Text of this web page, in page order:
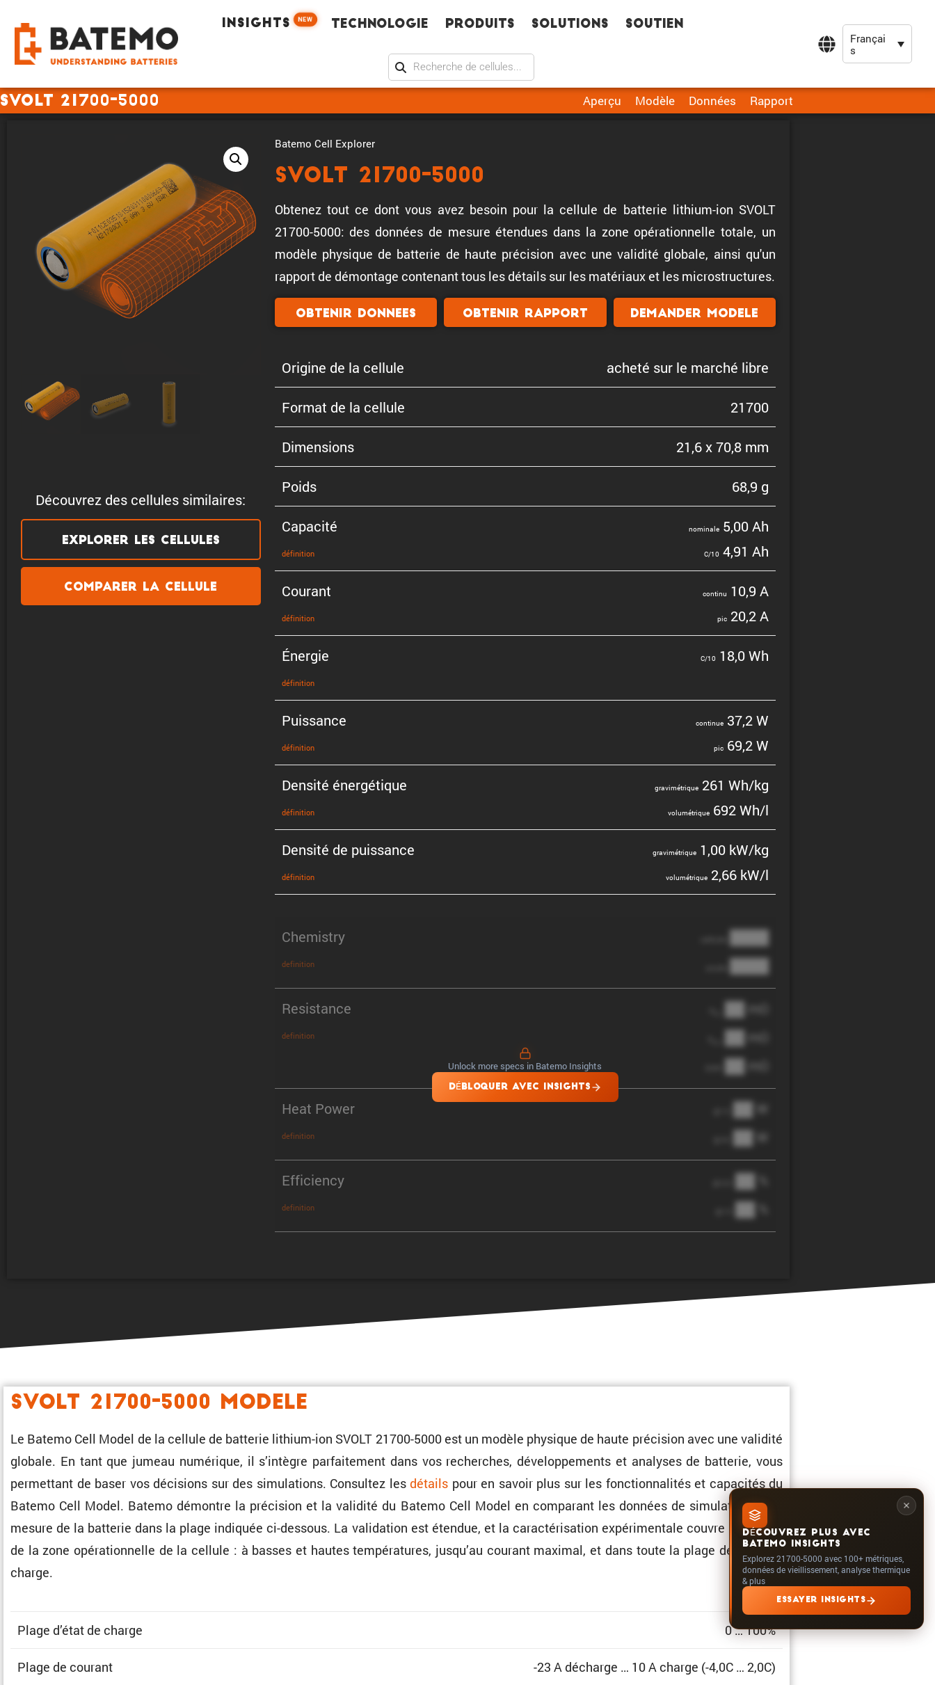
INSIGHTS NEW Technologie Produits Solutions Soutien
Françai
s
SVOLT 21700-5000 Aperçu Modèle Données Rapport
Découvrez des cellules similaires:
Explorer les cellules
Comparer la cellule
Batemo Cell Explorer
SVOLT 21700-5000
Obtenez tout ce dont vous avez besoin pour la cellule de batterie lithium-ion SVOLT
21700-5000: des données de mesure étendues dans la zone opérationnelle totale, un
modèle physique de batterie de haute précision avec une validité globale, ainsi qu'un
rapport de démontage contenant tous les détails sur les matériaux et les microstructures.
Obtenir donnees Obtenir rapport Demander modele
Origine de la cellule acheté sur le marché libre
Format de la cellule 21700
Dimen­sions 21,6 x 70,8 mm
Poids 68,9 g
Capacité
défini­tion
nominale5,00 Ah
C/10 4,91 Ah
Courant
défini­tion
continu 10,9 A
pic20,2 A
Énergie
défini­tion
C/10 18,0 Wh
Puissance
défini­tion
continue37,2 W
pic69,2 W
Densité énergé­tique
défini­tion
gravi­mé­trique261 Wh/kg
volumé­trique692 Wh/l
Densité de puissance
défini­tion
gravi­mé­trique1,00 kW/kg
volumé­trique2,66 kW/l
Chemistry
definition
████
████
Resistance
definition
██ mΩ
██ mΩ
██ mΩ
Heat Power
definition
██ W
██ W
Efficiency
definition
██ %
██ %
Unlock more specs in Batemo Insights
DÉBLOQUER AVEC INSIGHTS
DÉCOUVREZ PLUS AVEC
BATEMO INSIGHTS
Explorez 21700-5000 avec 100+ métriques,
données de vieillissement, analyse thermique
& plus
ESSAYER INSIGHTS
SVOLT 21700-5000 Modele
Le Batemo Cell Model de la cellule de batterie lithium-ion SVOLT 21700-5000 est un modèle physique de haute préci­sion avec une validité
globale. En tant que jumeau numérique, il s’intègre parfai­te­ment dans vos recherches, dévelop­pe­ments et analyses de batterie, vous
permet­tant de baser vos décisions sur des simula­tions. Consultez les détails pour en savoir plus sur les fonction­na­lités et capacités du
Batemo Cell Model. Batemo démontre la préci­sion et la validité du Batemo Cell Model en compa­rant les données de simula­tion et de
mesure de la batterie dans la plage indiquée ci-dessous. La valida­tion est étendue, et la carac­té­ri­sa­tion expéri­men­tale couvre la totalité
de la zone opéra­tion­nelle de la cellule : à basses et hautes tempé­ra­tures, jusqu’au courant maximal, et dans toute la plage de l’état de
charge.
Plage d’état de charge 0 … 100%
Plage de courant -23 A décharge … 10 A charge (-4,0C … 2,0C)